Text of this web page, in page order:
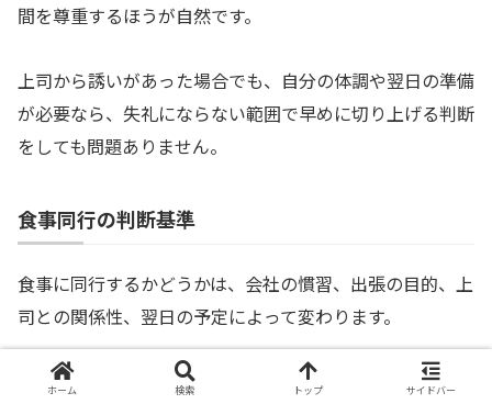
間を尊重するほうが自然です。
上司から誘いがあった場合でも、自分の体調や翌日の準備
が必要なら、失礼にならない範囲で早めに切り上げる判断
をしても問題ありません。
食事同行の判断基準
食事に同行するかどうかは、会社の慣習、出張の目的、上
司との関係性、翌日の予定によって変わります。
迷ったときは、相手の希望、自分の体調、仕事への影響の
ホーム 検索 トップ サイドバー